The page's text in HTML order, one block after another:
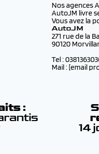
Nos agences
AutoJM livre
Vous avez la
AutoJM
271 rue de la
90120
Tel :
Mail : [email
:
14